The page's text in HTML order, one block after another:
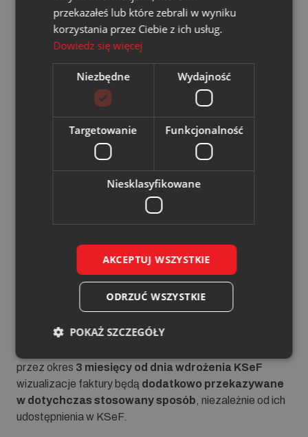
Załączniki do faktur za energię cieplną oraz energię
elektryczną (wraz z wizualizacją faktury) będą
przekazywane Odbiorcom
w formie papierowej,
w formie elektronicznej (e-mail),
za pośrednictwem systemu e-BOK.
Jednocześnie informujemy, żezałączniki stanowiące
podstawę do wystawienia faktury
dołączane do faktur w KSeF
, ze względu na brak
technicznej możliwości ich załączenia w systemie.
Okres przejściowy
przez okres 3 miesięcy od dnia wdrożenia KSeF
wizualizacje faktury będą dodatkowo przekazywane
w dotychczas stosowany sposób , niezależnie od ich
udostępnienia w KSeF.
przekazałeś lub które zebrali w wyniku
korzystania przez Ciebie z ich usług.
Dowiedz się więcej
Niezbędne Wydajność
Targetowanie Funkcjonalność
Niesklasyfikowane
AKCEPTUJ WSZYSTKIE
ODRZUĆ WSZYSTKIE
POKAŻ SZCZEGÓŁY